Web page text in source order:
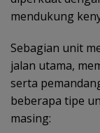
mendukung
Sebagian unit
jalan utama,
serta
beberapa tipe
masing: